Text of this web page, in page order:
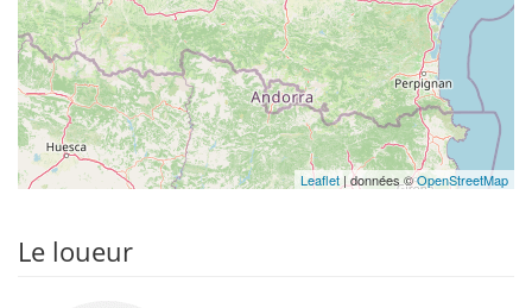
Leaflet | données ©OpenStreetMap
Le loueur